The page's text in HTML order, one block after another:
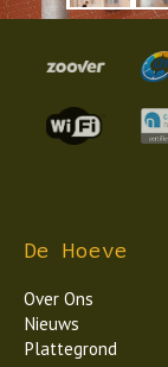
De Hoeve
Over Ons
Nieuws
Plattegrond